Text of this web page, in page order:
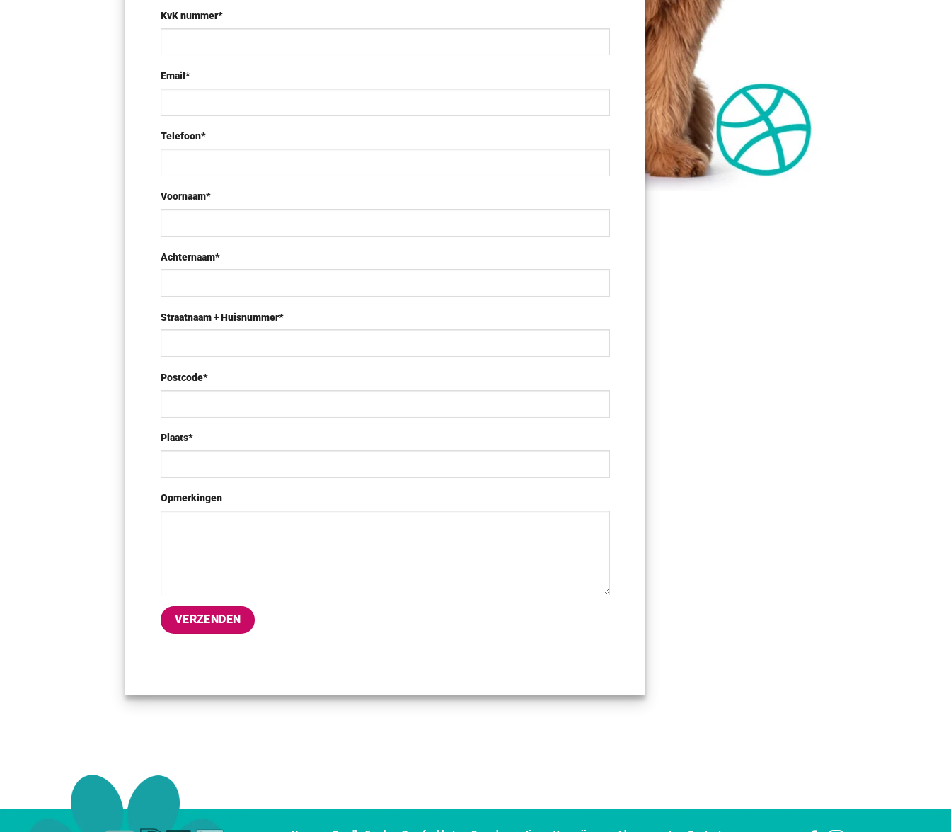
KvK nummer*
Email*
Telefoon*
Voornaam*
Achternaam*
Straatnaam + Huisnummer*
Postcode*
Plaats*
Opmerkingen